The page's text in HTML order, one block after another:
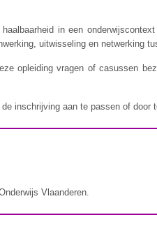
in een
uitwisseling en netwerking
opleiding vragen of casussen
inschrijving aan te passen of door
Vlaanderen.